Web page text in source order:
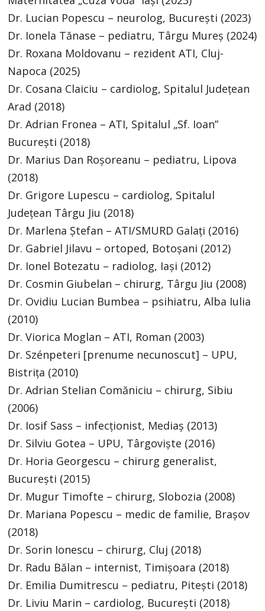
Dr. Lucian Popescu – neurolog, București (2023)
Dr. Ionela Tănase – pediatru, Târgu Mureș (2024)
Dr. Roxana Moldovanu – rezident ATI, Cluj-
Napoca (2025)
Dr. Cosana Claiciu – cardiolog, Spitalul Județean
Arad (2018)
Dr. Adrian Fronea – ATI, Spitalul „Sf. Ioan”
București (2018)
Dr. Marius Dan Roșoreanu – pediatru, Lipova
(2018)
Dr. Grigore Lupescu – cardiolog, Spitalul
Județean Târgu Jiu (2018)
Dr. Marlena Ștefan – ATI/SMURD Galați (2016)
Dr. Gabriel Jilavu – ortoped, Botoșani (2012)
Dr. Ionel Botezatu – radiolog, Iași (2012)
Dr. Cosmin Giubelan – chirurg, Târgu Jiu (2008)
Dr. Ovidiu Lucian Bumbea – psihiatru, Alba Iulia
(2010)
Dr. Viorica Moglan – ATI, Roman (2003)
Dr. Szénpeteri [prenume necunoscut] – UPU,
Bistrița (2010)
Dr. Adrian Stelian Comăniciu – chirurg, Sibiu
(2006)
Dr. Iosif Sass – infecționist, Mediaș (2013)
Dr. Silviu Gotea – UPU, Târgoviște (2016)
Dr. Horia Georgescu – chirurg generalist,
București (2015)
Dr. Mugur Timofte – chirurg, Slobozia (2008)
Dr. Mariana Popescu – medic de familie, Brașov
(2018)
Dr. Sorin Ionescu – chirurg, Cluj (2018)
Dr. Radu Bălan – internist, Timișoara (2018)
Dr. Emilia Dumitrescu – pediatru, Pitești (2018)
Dr. Liviu Marin – cardiolog, București (2018)